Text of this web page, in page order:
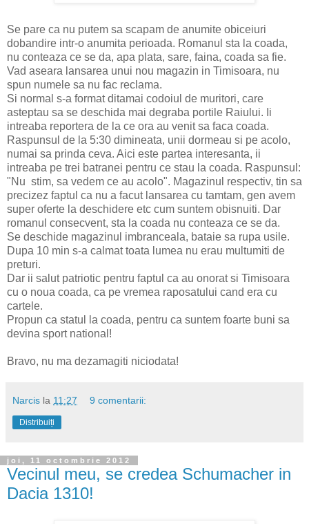
Se pare ca nu putem sa scapam de anumite obiceiuri
dobandire intr-o anumita perioada. Romanul sta la coada,
nu conteaza ce se da, apa plata, sare, faina, coada sa fie.
Vad aseara lansarea unui nou magazin in Timisoara, nu
spun numele sa nu fac reclama.
Si normal s-a format ditamai codoiul de muritori, care
asteptau sa se deschida mai degraba portile Raiului. Ii
intreaba reportera de la ce ora au venit sa faca coada.
Raspunsul de la 5:30 dimineata, unii dormeau si pe acolo,
numai sa prinda ceva. Aici este partea interesanta, ii
intreaba pe trei batranei pentru ce stau la coada. Raspunsul:
"Nu stim, sa vedem ce au acolo". Magazinul respectiv, tin sa
precizez faptul ca nu a facut lansarea cu tamtam, gen avem
super oferte la deschidere etc cum suntem obisnuiti. Dar
romanul consecvent, sta la coada nu conteaza ce se da.
Se deschide magazinul imbranceala, bataie sa rupa usile.
Dupa 10 min s-a calmat toata lumea nu erau multumiti de
preturi.
Dar ii salut patriotic pentru faptul ca au onorat si Timisoara
cu o noua coada, ca pe vremea raposatului cand era cu
cartele.
Propun ca statul la coada, pentru ca suntem foarte buni sa
devina sport national!
Bravo, nu ma dezamagiti niciodata!
Narcis la 11:27 9 comentarii:
Distribuiți
joi, 11 octombrie 2012
Vecinul meu, se credea Schumacher in
Dacia 1310!